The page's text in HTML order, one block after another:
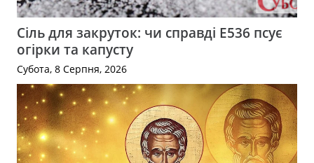
Сіль для закруток: чи справді Е536 псує
огірки та капусту
Субота, 8 Серпня, 2026